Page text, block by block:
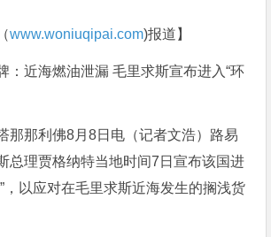
www.woniuqipai.com)报道】
近海燃油泄漏 毛里求斯宣布进入“环
那利佛8月8日电（记者文浩）路易
总理贾格纳特当地时间7日宣布该国进
，以应对在毛里求斯近海发生的搁浅货